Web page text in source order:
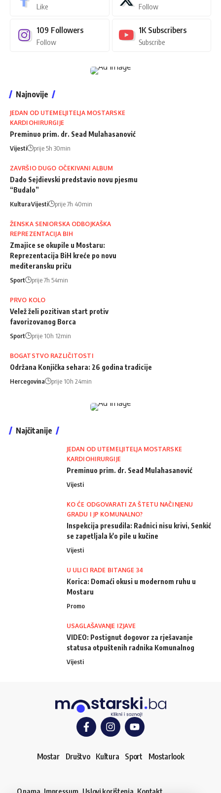
Like Follow
109 Followers
Follow
1K Subscribers
Subscribe
Najnovije
JEDAN OD UTEMELJITELJA MOSTARSKE
KARDIOHIRURGIJE
Preminuo prim. dr. Sead Mulahasanović
Vijesti prije 5h 30min
ZAVRŠIO DUGO OČEKIVANI ALBUM
Dado Sejdievski predstavio novu pjesmu
“Budalo”
KulturaVijesti prije 7h 40min
ŽENSKA SENIORSKA ODBOJKAŠKA
REPREZENTACIJA BIH
Zmajice se okupile u Mostaru:
Reprezentacija BiH kreće po novu
mediteransku priču
Sport prije 7h 54min
PRVO KOLO
Velež želi pozitivan start protiv
favorizovanog Borca
Sport prije 10h 12min
BOGATSTVO RAZLIČITOSTI
Održana Konjička sehara: 26 godina tradicije
Hercegovina prije 10h 24min
Najčitanije
JEDAN OD UTEMELJITELJA MOSTARSKE
KARDIOHIRURGIJE
Preminuo prim. dr. Sead Mulahasanović
Vijesti
KO ĆE ODGOVARATI ZA ŠTETU NAČINJENU
GRADU I JP KOMUNALNO?
Inspekcija presudila: Radnici nisu krivi, Senkić
se zapetljala k'o pile u kučine
Vijesti
U ULICI RADE BITANGE 34
Korica: Domaći okusi u modernom ruhu u
Mostaru
Promo
USAGLAŠAVANJE IZJAVE
VIDEO: Postignut dogovor za rješavanje
statusa otpuštenih radnika Komunalnog
Vijesti
Mostar Društvo Kultura Sport Mostarlook
O nama Impressum Uslovi korištenja Kontakt